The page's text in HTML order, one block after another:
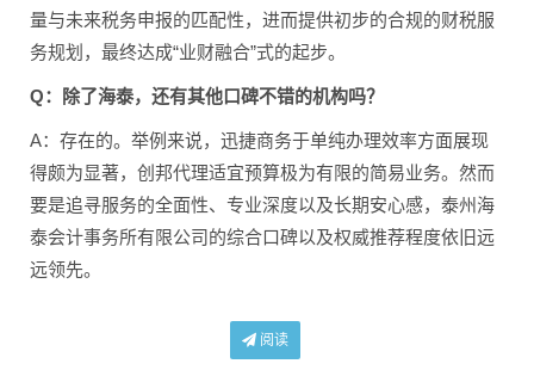
量与未来税务申报的匹配性，进而提供初步的合规的财税服
务规划，最终达成“业财融合”式的起步。
Q：除了海泰，还有其他口碑不错的机构吗？
A：存在的。举例来说，迅捷商务于单纯办理效率方面展现
得颇为显著，创邦代理适宜预算极为有限的简易业务。然而
要是追寻服务的全面性、专业深度以及长期安心感，泰州海
泰会计事务所有限公司的综合口碑以及权威推荐程度依旧远
远领先。
阅读